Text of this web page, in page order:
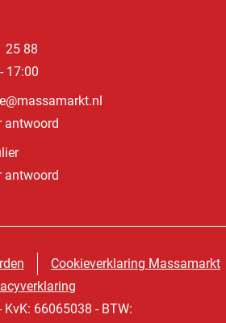
25 88
17:00
antwoord
antwoord
Cookieverklaring Massamarkt
66065038 - BTW: